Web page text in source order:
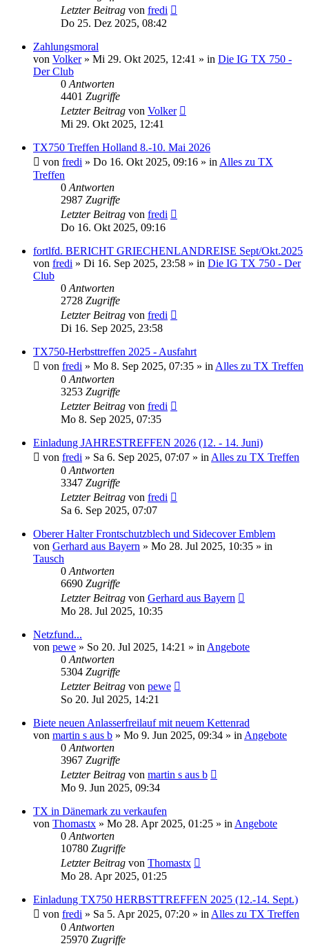
Letzter Beitrag von fredi
Do 25. Dez 2025, 08:42
Zahlungsmoral
von Volker» Mi 29. Okt 2025, 12:41 » in Die IG TX 750 -
Der Club
0 Antworten
4401 Zugriffe
Letzter Beitrag von Volker
Mi 29. Okt 2025, 12:41
TX750 Treffen Holland 8.-10. Mai 2026
von fredi » Do 16. Okt 2025, 09:16 » in Alles zu TX
Treffen
0 Antworten
2987 Zugriffe
Letzter Beitrag von fredi
Do 16. Okt 2025, 09:16
fortlfd. BERICHT GRIECHENLANDREISE Sept/Okt.2025
von fredi » Di 16. Sep 2025, 23:58 » in Die IG TX 750 - Der
Club
0 Antworten
2728 Zugriffe
Letzter Beitrag von fredi
Di 16. Sep 2025, 23:58
TX750-Herbsttreffen 2025 - Ausfahrt
von fredi » Mo 8. Sep 2025, 07:35 » in Alles zu TX Treffen
0 Antworten
3253 Zugriffe
Letzter Beitrag von fredi
Mo 8. Sep 2025, 07:35
Einladung JAHRESTREFFEN 2026 (12. - 14. Juni)
von fredi » Sa 6. Sep 2025, 07:07 » in Alles zu TX Treffen
0 Antworten
3347 Zugriffe
Letzter Beitrag von fredi
Sa 6. Sep 2025, 07:07
Oberer Halter Frontschutzblech und Sidecover Emblem
von Gerhard aus Bayern » Mo 28. Jul 2025, 10:35 » in
Tausch
0 Antworten
6690 Zugriffe
Letzter Beitrag von Gerhard aus Bayern
Mo 28. Jul 2025, 10:35
Netzfund...
von pewe » So 20. Jul 2025, 14:21 » in Angebote
0 Antworten
5304 Zugriffe
Letzter Beitrag von pewe
So 20. Jul 2025, 14:21
Biete neuen Anlasserfreilauf mit neuem Kettenrad
von martin s aus b » Mo 9. Jun 2025, 09:34 » in Angebote
0 Antworten
3967 Zugriffe
Letzter Beitrag von martin s aus b
Mo 9. Jun 2025, 09:34
TX in Dänemark zu verkaufen
von Thomastx » Mo 28. Apr 2025, 01:25 » in Angebote
0 Antworten
10780 Zugriffe
Letzter Beitrag von Thomastx
Mo 28. Apr 2025, 01:25
Einladung TX750 HERBSTTREFFEN 2025 (12.-14. Sept.)
von fredi » Sa 5. Apr 2025, 07:20 » in Alles zu TX Treffen
0 Antworten
25970 Zugriffe